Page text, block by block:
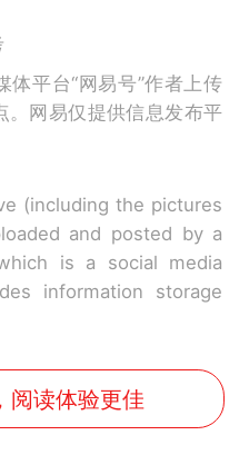
平台“网易号”作者上传
。网易仅提供信息发布平
(including the pictures
and posted by a
is a social media
information storage
阅读体验更佳